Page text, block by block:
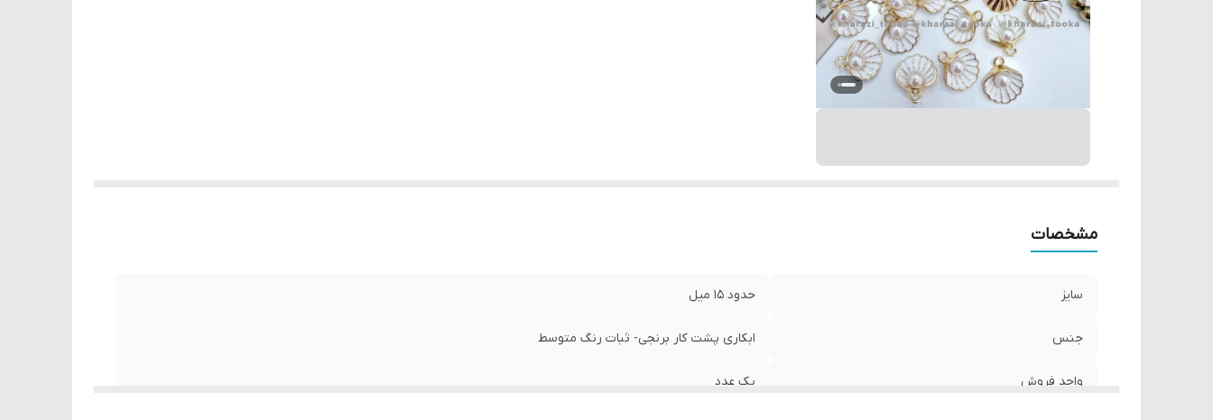
مشخصات
سایز حدود ۱۵ میل
جنس ابکاری پشت کار برنجی- ثبات رنگ متوسط
واحد فروش یک عدد